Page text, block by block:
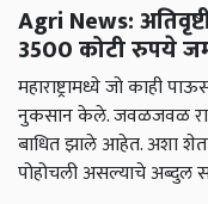
Agri News:
3500 कोटी रुपये
महाराष्ट्रामध्ये जो काही
नुकसान केले. जवळजवळ
बाधित झाले आहेत. अशा
पोहोचली असल्याचे अब्दुल